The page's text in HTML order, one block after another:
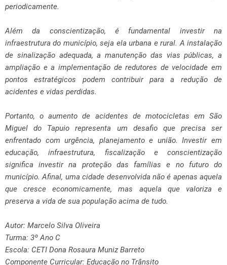
periodicamente.
Além da conscientização, é fundamental investir na
infraestrutura do município, seja ela urbana e rural. A instalação
de sinalização adequada, a manutenção das vias públicas, a
ampliação e a implementação de redutores de velocidade em
pontos estratégicos podem contribuir para a redução de
acidentes e vidas perdidas.
Portanto, o aumento de acidentes de motocicletas em São
Miguel do Tapuio representa um desafio que precisa ser
enfrentado com urgência, planejamento e união. Investir em
educação, infraestrutura, fiscalização e conscientização
significa investir na proteção das famílias e no futuro do
município. Afinal, uma cidade desenvolvida não é apenas aquela
que cresce economicamente, mas aquela que valoriza e
preserva a vida de sua população acima de tudo.
Autor: Marcelo Silva Oliveira
Turma: 3º Ano C
Escola: CETI Dona Rosaura Muniz Barreto
Componente Curricular: Educação no Trânsito